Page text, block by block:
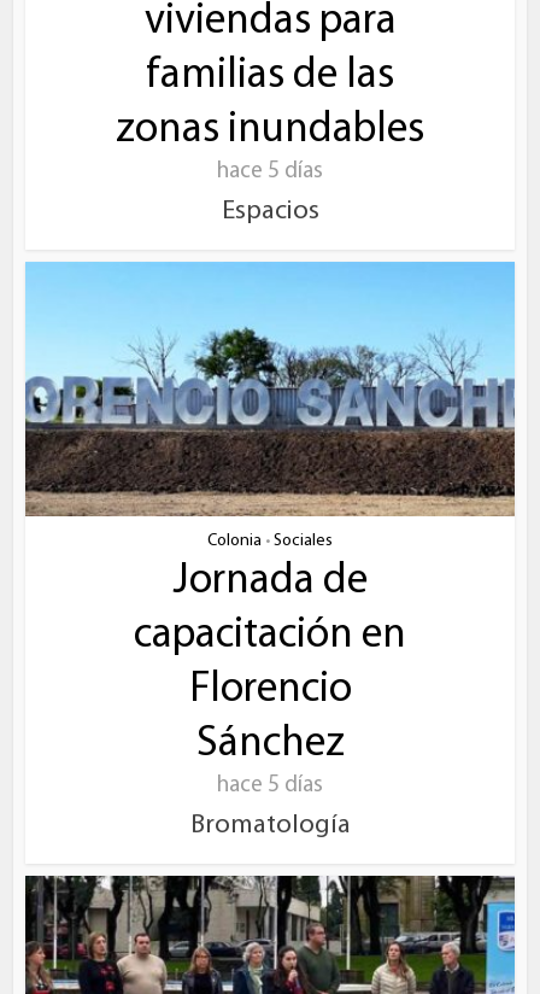
viviendas para
familias de las
zonas inundables
hace 5 días
Espacios
Colonia • Sociales
Jornada de
capacitación en
Florencio
Sánchez
hace 5 días
Bromatología